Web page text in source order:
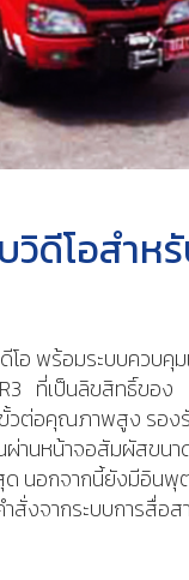
ดีโอสำห
โอ พร้อมระบบควบคุ
ที่เป็นลิขสิทธิ์ของ
วต่อคุณภาพสูง รอง
นหน้าจอสัมผัสขนา
ด นอกจากนี้ยังมีอินพุ
จากระบบการสื่อส